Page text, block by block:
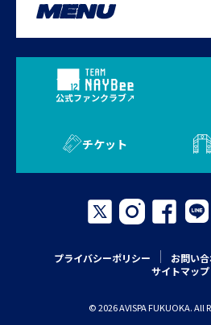
MENU
公式ファンクラブ
チケット
プライバシーポリシー お問い
サイトマップ
© 2026 AVISPA FUKUOKA. All